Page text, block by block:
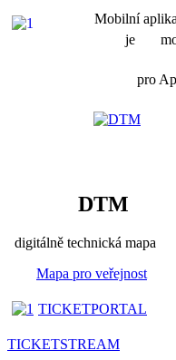
Mobilní
je
pro
DTM
digitálně technická mapa
Mapa pro veřejnost
TICKETPORTAL
TICKETSTREAM